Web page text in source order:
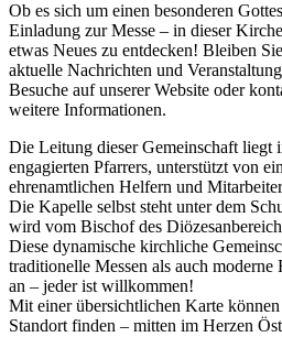
Ob es sich um einen besonderen
Einladung zur Messe – in dieser
etwas Neues zu entdecken! Bleiben
aktuelle Nachrichten und
Besuche auf unserer Website oder
weitere Informationen.
Die Leitung dieser Gemeinschaft liegt
engagierten Pfarrers, unterstützt von
ehrenamtlichen Helfern und
Die Kapelle selbst steht unter dem
wird vom Bischof des
Diese dynamische kirchliche
traditionelle Messen als auch moderne
an – jeder ist willkommen!
Mit einer übersichtlichen Karte
Standort finden – mitten im Herzen